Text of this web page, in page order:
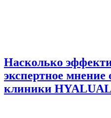
Насколько
экспертное мнение
клиники HYALUAL